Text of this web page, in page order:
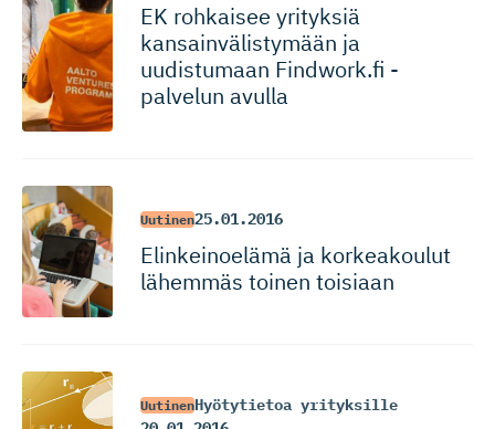
EK rohkaisee yrityksiä
kansainvä­lis­tymään ja
uudistumaan Findwork.fi -
palvelun avulla
Uutinen25.01.2016
Elinkeinoelämä ja korkeakoulut
lähemmäs toinen toisiaan
UutinenHyötytietoa yrityksille